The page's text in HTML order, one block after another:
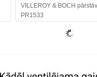
VILLEROY & BOCH
PR1533